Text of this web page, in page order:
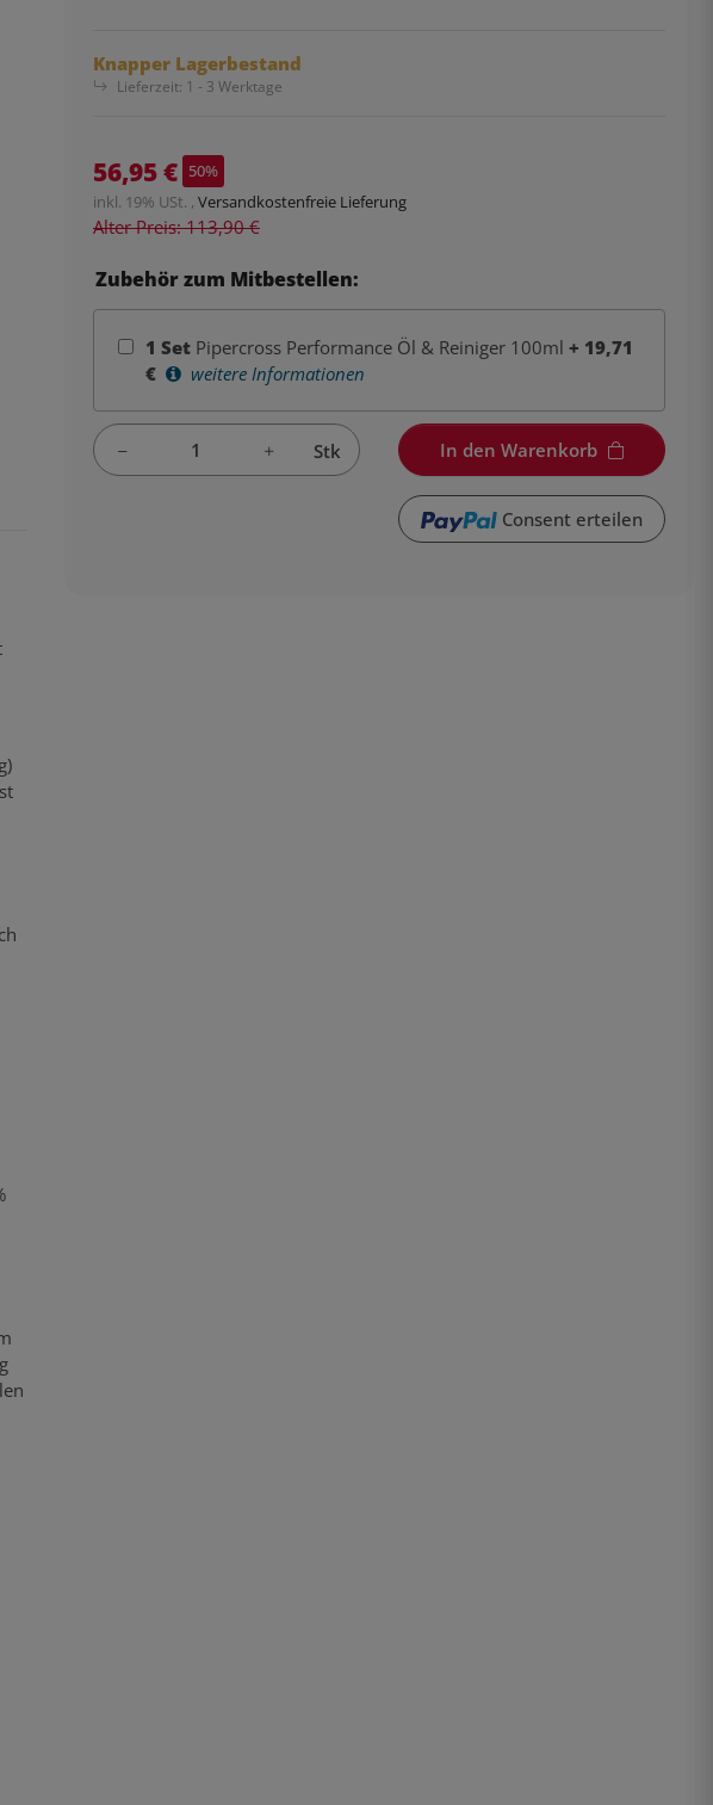
Knapper Lagerbestand
Lieferzeit: 1 - 3 Werktage
56,95 € 50%
inkl. 19% USt. , Versandkostenfreie Lieferung
Alter Preis: 113,90 €
Zubehör zum Mitbestellen:
1 Set Pipercross Performance Öl & Reiniger 100ml + 19,71
€
weitere Informationen
Stk In den Warenkorb
Consent erteilen